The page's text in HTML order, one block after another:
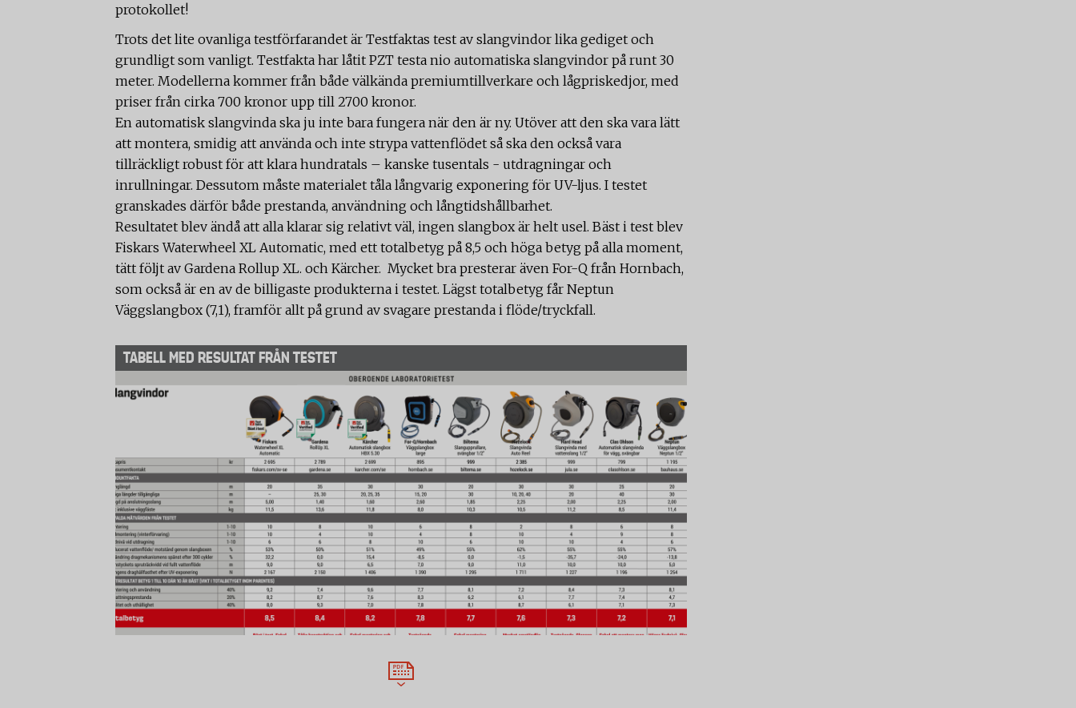
protokollet!
Trots det lite ovanliga testförfarandet är Testfaktas test av slangvindor lika gediget och
grundligt som vanligt. Testfakta har låtit PZT testa nio automatiska slangvindor på runt 30
meter. Modellerna kommer från både välkända premiumtillverkare och lågpriskedjor, med
priser från cirka 700 kronor upp till 2700 kronor.
En automatisk slangvinda ska ju inte bara fungera när den är ny. Utöver att den ska vara lätt
att montera, smidig att använda och inte strypa vattenflödet så ska den också vara
tillräckligt robust för att klara hundratals – kanske tusentals - utdragningar och
inrullningar. Dessutom måste materialet tåla långvarig exponering för UV-ljus. I testet
granskades därför både prestanda, användning och långtidshållbarhet.
Resultatet blev ändå att alla klarar sig relativt väl, ingen slangbox är helt usel. Bäst i test blev
Fiskars Waterwheel XL Automatic, med ett totalbetyg på 8,5 och höga betyg på alla moment,
tätt följt av Gardena Rollup XL. och Kärcher. Mycket bra presterar även For-Q från Hornbach,
som också är en av de billigaste produkterna i testet. Lägst totalbetyg får Neptun
Väggslangbox (7,1), framför allt på grund av svagare prestanda i flöde/tryckfall.
TABELL MED RESULTAT FRÅN TESTET